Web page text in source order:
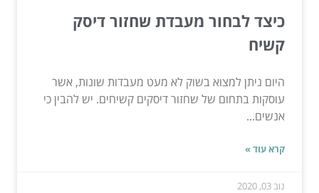
כיצד לבחור מעבדת שחזור דיסק
קשיח
היום ניתן למצוא בשוק לא מעט מעבדות שונות, אשר
עוסקות בתחום של שחזור דיסקים קשיחים. יש להבין כי
אנשים...
קרא עוד »
נוב 03, 2020